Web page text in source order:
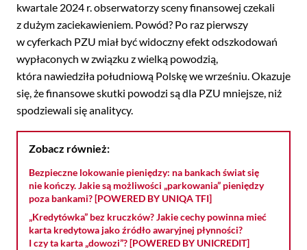
kwartale 2024 r. obserwatorzy sceny finansowej czekali
z dużym zaciekawieniem. Powód? Po raz pierwszy
w cyferkach PZU miał być widoczny efekt odszkodowań
wypłaconych w związku z wielką powodzią,
która nawiedziła południową Polskę we wrześniu. Okazuje
się, że finansowe skutki powodzi są dla PZU mniejsze, niż
spodziewali się analitycy.
Zobacz również:
Bezpieczne lokowanie pieniędzy: na bankach świat się
nie kończy. Jakie są możliwości „parkowania” pieniędzy
poza bankami? [POWERED BY UNIQA TFI]
„Kredytówka” bez kruczków? Jakie cechy powinna mieć
karta kredytowa jako źródło awaryjnej płynności?
I czy ta karta „dowozi”? [POWERED BY UNICREDIT]